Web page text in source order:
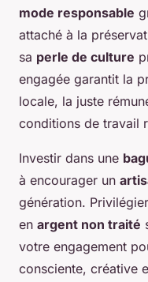
mode responsable
attaché à la
sa perle de culture
engagée garantit la
locale, la juste
conditions de travail
Investir dans une
à encourager un
génération.
en argent non traité
votre engagement
consciente, créative